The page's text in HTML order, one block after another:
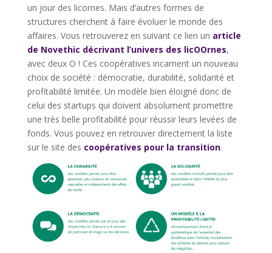
un jour des licornes. Mais d’autres formes de
structures cherchent à faire évoluer le monde des
affaires. Vous retrouverez en suivant ce lien un article
de Novethic décrivant l’univers des licOOrnes,
avec deux O ! Ces coopératives incarnent un nouveau
choix de société : démocratie, durabilité, solidarité et
profitabilité limitée. Un modèle bien éloigné donc de
celui des startups qui doivent absolument promettre
une très belle profitabilité pour réussir leurs levées de
fonds. Vous pouvez en retrouver directement la liste
sur le site des coopératives pour la transition.